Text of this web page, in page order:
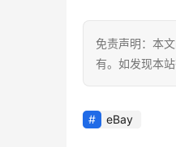
免责声明：本
有。如发现本
eBay